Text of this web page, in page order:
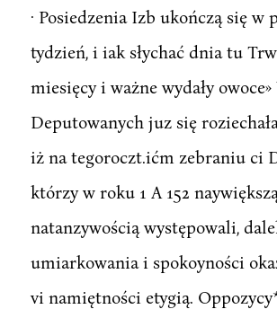
· Posiedzenia Izb ukończą się w
tydzień, i iak słychać dnia tu
miesięcy i ważne wydały
Deputowanych juz się
iż na tegoroczt.ićm zebraniu ci
którzy w roku 1 A 152 naywiększą
natanzywością występowali,
umiarkowania i spokoyności
vi namiętności etygią.